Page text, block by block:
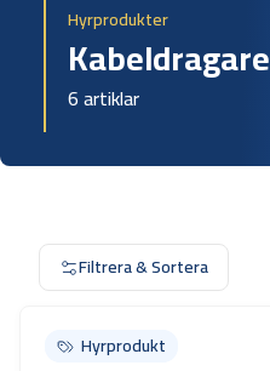
Hyrprodukter
Kabeldragare
6 artiklar
Filtrera & Sortera
Hyrprodukt
Hyrprodukt